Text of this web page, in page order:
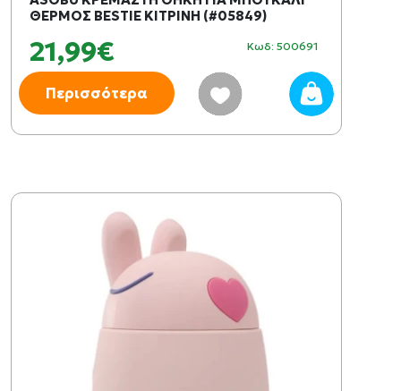
ΘΕΡΜΟΣ BESTIE ΚΙΤΡΙΝΗ (#05849)
21,99€ Κωδ: 500691
Περισσότερα